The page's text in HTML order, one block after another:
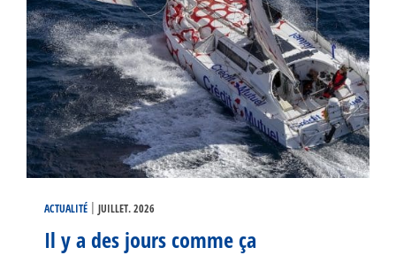
ACTUALITÉ | JUILLET. 2026
Il y a des jours comme ça